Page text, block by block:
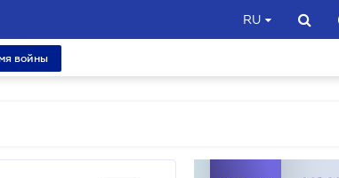
RU
войны